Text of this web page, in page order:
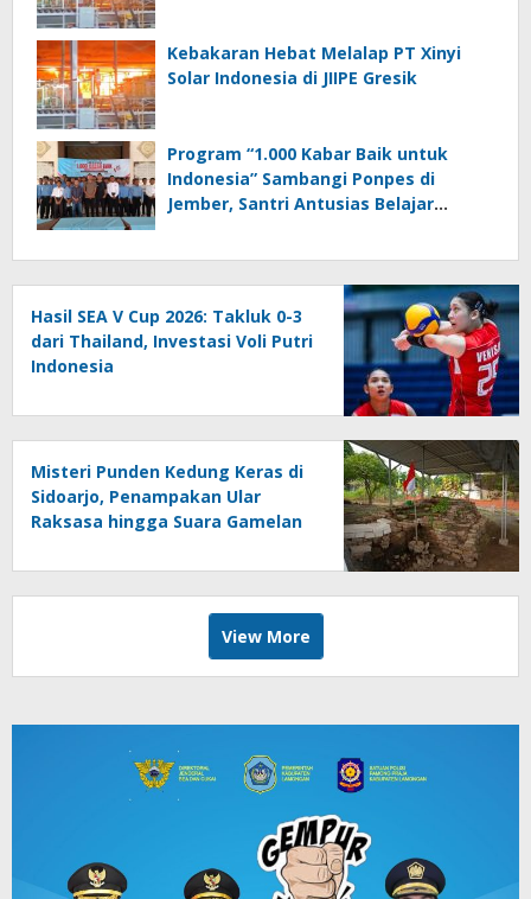
Kebakaran Hebat Melalap PT Xinyi
Solar Indonesia di JIIPE Gresik
Program “1.000 Kabar Baik untuk
Indonesia” Sambangi Ponpes di
Jember, Santri Antusias Belajar
Hasil SEA V Cup 2026: Takluk 0-3
dari Thailand, Investasi Voli Putri
Indonesia
Misteri Punden Kedung Keras di
Sidoarjo, Penampakan Ular
Raksasa hingga Suara Gamelan
View More